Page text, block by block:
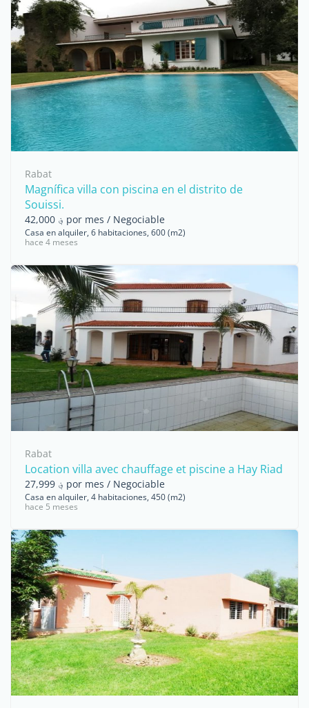
Rabat
Magnífica villa con piscina en el distrito de
Souissi.
؋ 42,000 por mes / Negociable
Casa en alquiler, 6 habitaciones, 600 (m2)
hace 4 meses
Rabat
Location villa avec chauffage et piscine a Hay Riad
؋ 27,999 por mes / Negociable
Casa en alquiler, 4 habitaciones, 450 (m2)
hace 5 meses